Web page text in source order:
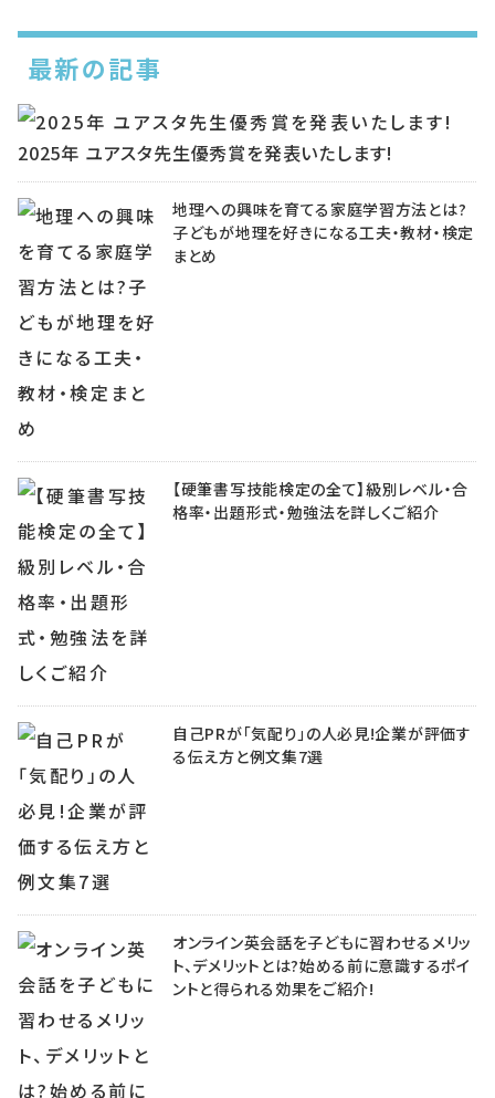
最新の記事
2025年 ユアスタ先生優秀賞を発表いたします!
地理への興味を育てる家庭学習方法とは?
子どもが地理を好きになる工夫・教材・検定
まとめ
【硬筆書写技能検定の全て】級別レベル・合
格率・出題形式・勉強法を詳しくご紹介
自己PRが「気配り」の人必見!企業が評価す
る伝え方と例文集7選
オンライン英会話を子どもに習わせるメリッ
ト、デメリットとは?始める前に意識するポイ
ントと得られる効果をご紹介!